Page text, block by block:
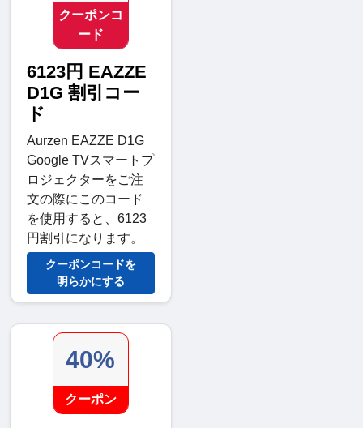
クーポンコ
ード
6123円 EAZZE
D1G 割引コー
ド
Aurzen EAZZE D1G
Google TVスマートプ
ロジェクターをご注
文の際にこのコード
を使用すると、6123
円割引になります。
クーポンコードを
明らかにする
40%
クーポン